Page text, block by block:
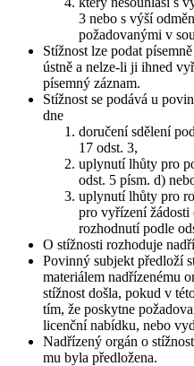
3 nebo s výší
požadovanými v
Stížnost lze podat
ústně a nelze-li ji ihned
písemný záznam.
Stížnost se podává u
dne
doručení sdělení
17 odst. 3,
uplynutí lhůty pro
odst. 5 písm. d)
uplynutí lhůty pro
pro vyřízení žádosti
rozhodnutí podle
O stížnosti rozhoduje
Povinný subjekt předloží
materiálem nadřízenému
stížnost došla, pokud v
tím, že poskytne
licenční nabídku, nebo
Nadřízený orgán o
mu byla předložena.